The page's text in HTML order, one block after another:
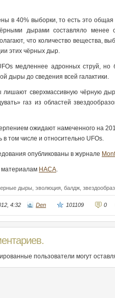
в 40% выборки, то есть это
дырами составляло менее
что количество вещества,
этих чёрных дыр.
медленнее адронных струй, но
дыры до сведения всей галактики.
сверхмассивную чёрную
газ из областей
ожидают намеченного на
в том числе и относительно UFOs.
опубликованы в журнале
материалам НАСА.
дыры, эволюция, балдж,
4:32 Den 101109 0
пользователи могут